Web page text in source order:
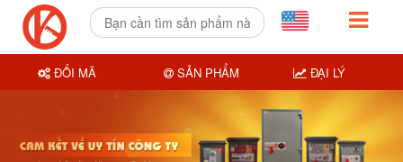
ĐỔI MÃ SẢN PHẨM ĐẠI LÝ